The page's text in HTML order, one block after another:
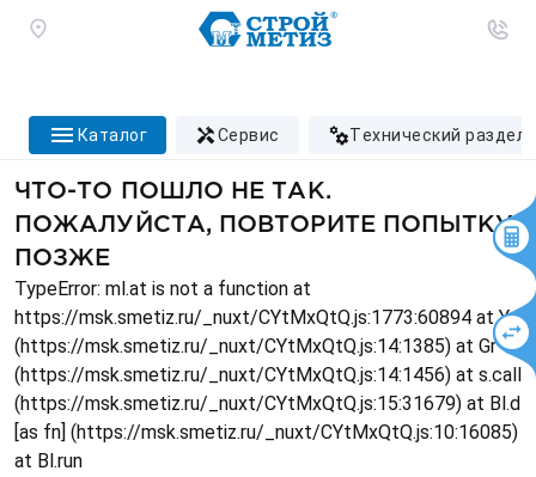
каталог сервис технический раздел
ЧТО-ТО ПОШЛО НЕ ТАК.
ПОЖАЛУЙСТА, ПОВТОРИТЕ ПОПЫТКУ
ПОЗЖЕ
TypeError: ml.at is not a function at
https://msk.smetiz.ru/_nuxt/CYtMxQtQ.js:1773:60894 at Ys
(https://msk.smetiz.ru/_nuxt/CYtMxQtQ.js:14:1385) at Gr
(https://msk.smetiz.ru/_nuxt/CYtMxQtQ.js:14:1456) at s.call
(https://msk.smetiz.ru/_nuxt/CYtMxQtQ.js:15:31679) at Bl.d
[as fn] (https://msk.smetiz.ru/_nuxt/CYtMxQtQ.js:10:16085)
at Bl.run